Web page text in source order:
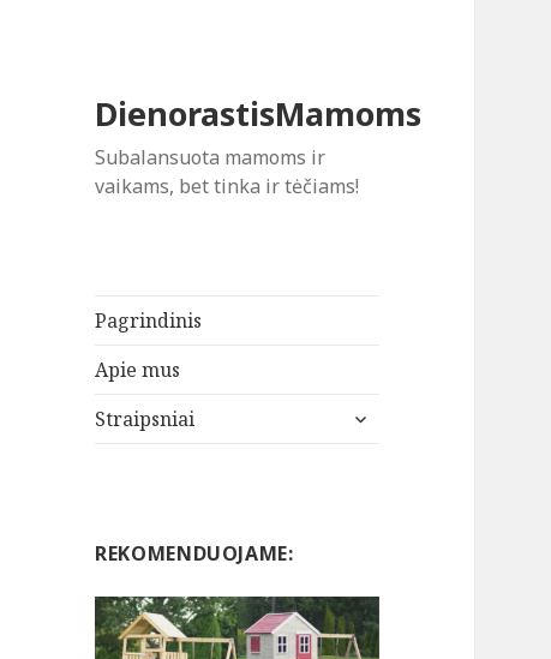
DienorastisMamoms
Subalansuota mamoms ir
vaikams, bet tinka ir tėčiams!
Pagrindinis
Apie mus
Straipsniai
išskleisti
REKOMENDUOJAME: